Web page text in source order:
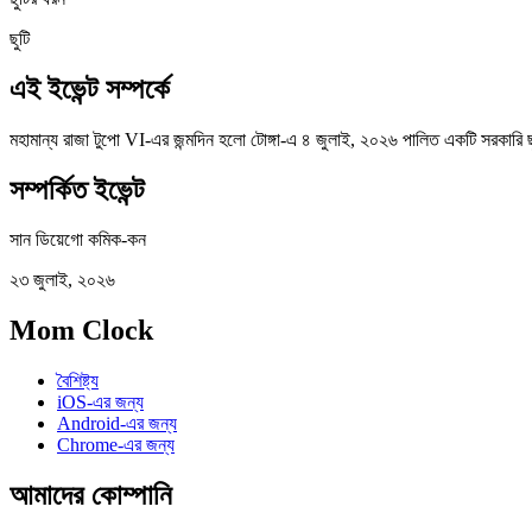
ছুটি
এই ইভেন্ট সম্পর্কে
মহামান্য রাজা টুপো VI-এর জন্মদিন হলো টোঙ্গা-এ ৪ জুলাই, ২০২৬ পালিত একটি সরকারি
সম্পর্কিত ইভেন্ট
সান ডিয়েগো কমিক-কন
২৩ জুলাই, ২০২৬
Mom Clock
বৈশিষ্ট্য
iOS-এর জন্য
Android-এর জন্য
Chrome-এর জন্য
আমাদের কোম্পানি